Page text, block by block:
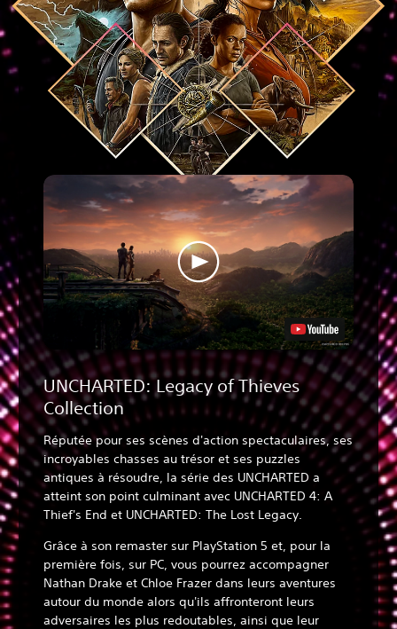
UNCHARTED: Legacy of Thieves
Collection
Réputée pour ses scènes d'action spectaculaires, ses
incroyables chasses au trésor et ses puzzles
antiques à résoudre, la série des UNCHARTED a
atteint son point culminant avec UNCHARTED 4: A
Thief's End et UNCHARTED: The Lost Legacy.
Grâce à son remaster sur PlayStation 5 et, pour la
première fois, sur PC, vous pourrez accompagner
Nathan Drake et Chloe Frazer dans leurs aventures
autour du monde alors qu'ils affronteront leurs
adversaires les plus redoutables, ainsi que leur